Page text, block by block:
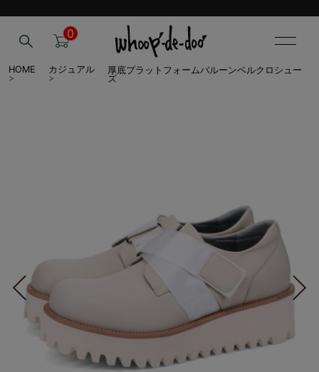
0
HOME
>
カジュアル
>
厚底プラットフォームバルーンベルクロシュー
ズ